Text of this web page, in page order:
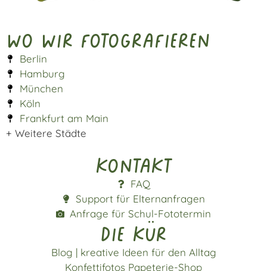
Wo wir fotografieren
Berlin
Hamburg
München
Köln
Frankfurt am Main
+ Weitere Städte
Kontakt
FAQ
Support für Elternanfragen
Anfrage für Schul-Fototermin
die kür
Blog | kreative Ideen für den Alltag
Konfettifotos Papeterie-Shop